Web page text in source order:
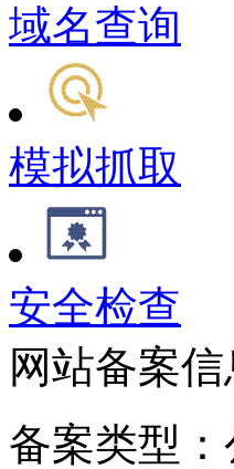
域名查询
模拟抓取
安全检查
网站备案
备案类型